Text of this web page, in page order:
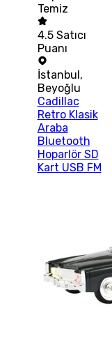
Temiz
4.5 Satıcı
Puanı
İstanbul,
Beyoğlu
Cadillac
Retro Klasik
Araba
Bluetooth
Hoparlör SD
Kart USB FM